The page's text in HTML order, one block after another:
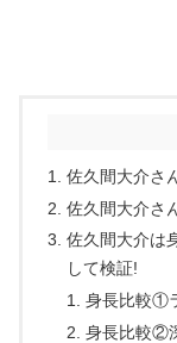
佐久間大介さ
佐久間大介さ
佐久間大介は
して検証!
身長比較①
身長比較②